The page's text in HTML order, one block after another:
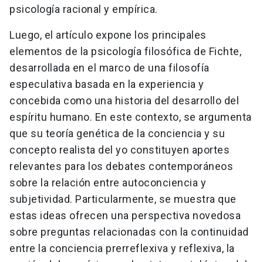
psicología racional y empírica.
Luego, el artículo expone los principales
elementos de la psicología filosófica de Fichte,
desarrollada en el marco de una filosofía
especulativa basada en la experiencia y
concebida como una historia del desarrollo del
espíritu humano. En este contexto, se argumenta
que su teoría genética de la conciencia y su
concepto realista del yo constituyen aportes
relevantes para los debates contemporáneos
sobre la relación entre autoconciencia y
subjetividad. Particularmente, se muestra que
estas ideas ofrecen una perspectiva novedosa
sobre preguntas relacionadas con la continuidad
entre la conciencia prerreflexiva y reflexiva, la